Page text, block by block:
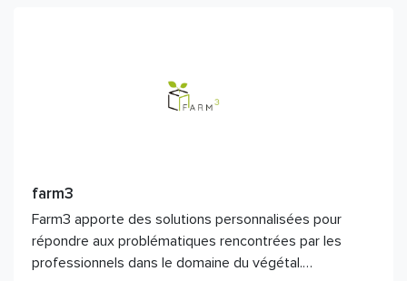
farm3
Farm3 apporte des solutions personnalisées pour
répondre aux problématiques rencontrées par les
professionnels dans le domaine du végétal.…